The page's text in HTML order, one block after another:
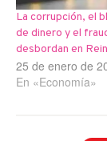
La corrupción, el
de dinero y el
desbordan en
25 de enero de
En «Economía»